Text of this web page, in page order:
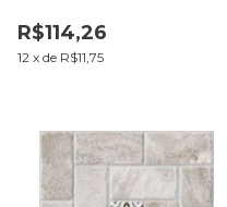
IMPERIUM DARK
CX2,16M2 (B01 T044)
R$114,26
12 x de R$11,75